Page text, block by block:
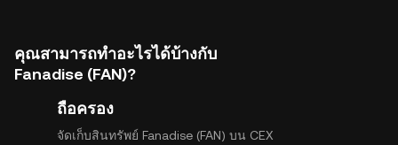
คุณสามารถทำอะไรได้บ้างกับ
Fanadise (FAN)?
ถือครอง
จัดเก็บสินทรัพย์ Fanadise (FAN) บน CEX